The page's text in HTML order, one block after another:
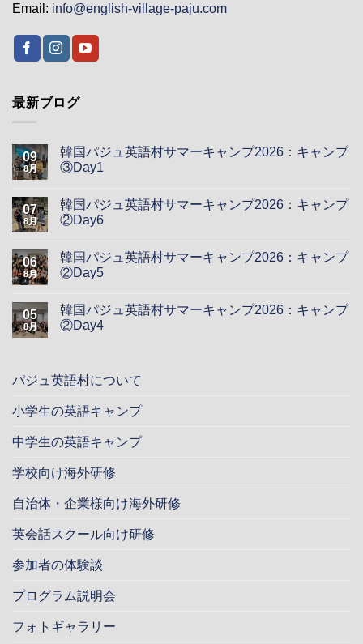
Email: info@english-village-paju.com
最新ブログ
09
8月
韓国パジュ英語村サマーキャンプ2026：キャンプ
③Day1
07
8月
韓国パジュ英語村サマーキャンプ2026：キャンプ
②Day6
06
8月
韓国パジュ英語村サマーキャンプ2026：キャンプ
②Day5
05
8月
韓国パジュ英語村サマーキャンプ2026：キャンプ
②Day4
パジュ英語村について
小学生の英語キャンプ
中学生の英語キャンプ
学校向け海外研修
自治体・企業様向け海外研修
英会話スクール向け研修
参加者の体験談
プログラム説明会
フォトギャラリー